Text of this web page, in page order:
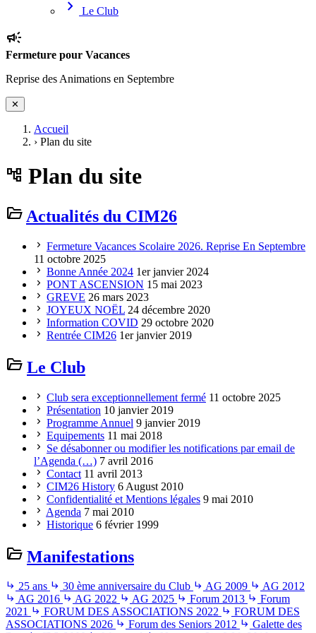
chevron_right Le Club
campaign
Fermeture pour Vacances
Reprise des Animations en Septembre
✕
Accueil
› Plan du site
account_tree Plan du site
folder_open Actualités du CIM26
chevron_right Fermeture Vacances Scolaire 2026. Reprise En Septembre
11 octobre 2025
chevron_right Bonne Année 2024 1er janvier 2024
chevron_right PONT ASCENSION 15 mai 2023
chevron_right GREVE 26 mars 2023
chevron_right JOYEUX NOËL 24 décembre 2020
chevron_right Information COVID 29 octobre 2020
chevron_right Rentrée CIM26 1er janvier 2019
folder_open Le Club
chevron_right Club sera exceptionnellement fermé 11 octobre 2025
chevron_right Présentation 10 janvier 2019
chevron_right Programme Annuel 9 janvier 2019
chevron_right Equipements 11 mai 2018
chevron_right Se désabonner ou modifier les notifications par email de
l’Agenda (…) 7 avril 2016
chevron_right Contact 11 avril 2013
chevron_right CIM26 History 6 August 2010
chevron_right Confidentialité et Mentions légales 9 mai 2010
chevron_right Agenda 7 mai 2010
chevron_right Historique 6 février 1999
folder_open Manifestations
subdirectory_arrow_right 25 ans subdirectory_arrow_right 30 ème anniversaire du Club subdirectory_arrow_right AG 2009 subdirectory_arrow_right AG 2012
subdirectory_arrow_right AG 2016 subdirectory_arrow_right AG 2022 subdirectory_arrow_right AG 2025 subdirectory_arrow_right Forum 2013 subdirectory_arrow_right Forum
2021 subdirectory_arrow_right FORUM DES ASSOCIATIONS 2022 subdirectory_arrow_right FORUM DES
ASSOCIATIONS 2026 subdirectory_arrow_right Forum des Seniors 2012 subdirectory_arrow_right Galette des